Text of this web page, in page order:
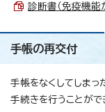
診断書（免疫機能
手帳の再交付
手帳をなくしてしまっ
手続きを行うことがで